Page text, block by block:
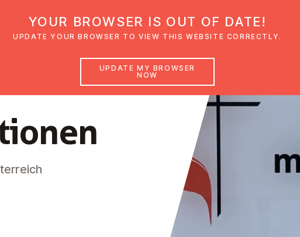
Glaubensimpulse News Veranstaltungen
YOUR BROWSER IS OUT OF DATE!
UPDATE YOUR BROWSER TO VIEW THIS WEBSITE CORRECTLY.
UPDATE MY BROWSER
NOW